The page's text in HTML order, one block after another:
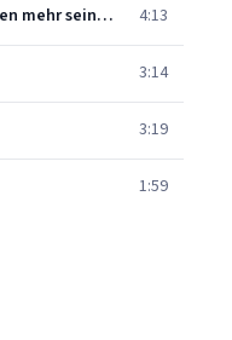
Geld $ Gold (Darfs ein bisschen mehr sein?) [Demo] 4:13
3:14
3:19
1:59